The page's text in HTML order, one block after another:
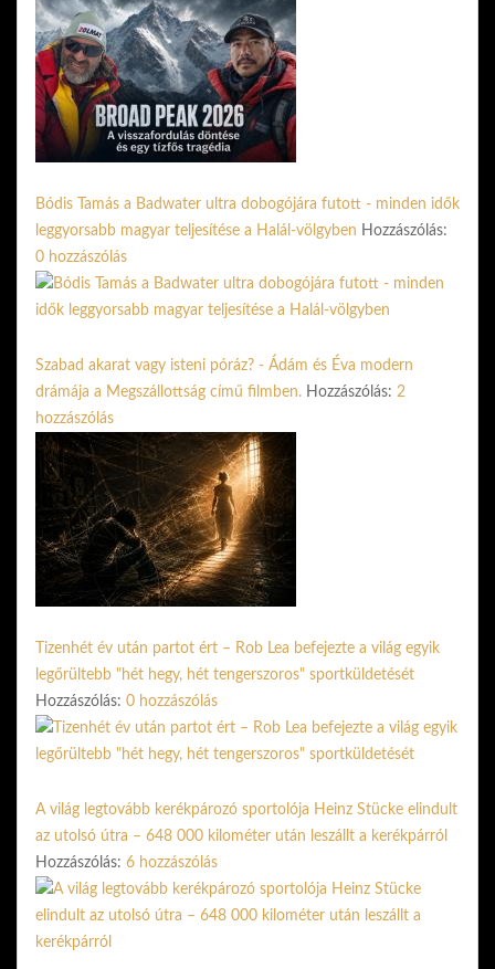
Bódis Tamás a Badwater ultra dobogójára futott - minden idők
leggyorsabb magyar teljesítése a Halál-völgyben Hozzászólás:
0 hozzászólás
Szabad akarat vagy isteni póráz? - Ádám és Éva modern
drámája a Megszállottság című filmben. Hozzászólás: 2
hozzászólás
Tizenhét év után partot ért – Rob Lea befejezte a világ egyik
legőrültebb "hét hegy, hét tengerszoros" sportküldetését
Hozzászólás: 0 hozzászólás
A világ legtovább kerékpározó sportolója Heinz Stücke elindult
az utolsó útra – 648 000 kilométer után leszállt a kerékpárról
Hozzászólás: 6 hozzászólás